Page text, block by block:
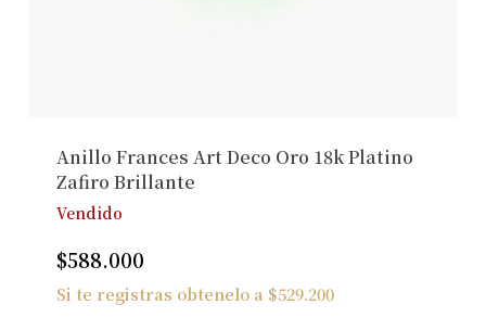
Anillo Frances Art Deco Oro 18k Platino
Zafiro Brillante
Vendido
$588.000
Si te registras obtenelo a $529.200